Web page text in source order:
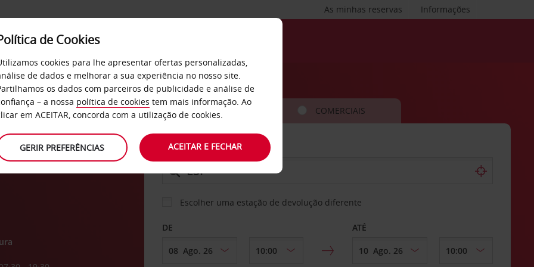
Informações
As minhas reservas
SERVIÇOS EMPRESAS
CARRO COMERCIAIS
LEVANTAR EM
Escolher uma estação de devolução diferente
DE ATÉ
de Cookies
cookies para lhe apresentar ofertas personalizadas,
de dados e melhorar a sua experiência no nosso site.
os dados com parceiros de publicidade e análise de
– a nossa política de cookies tem mais informação. Ao
em ACEITAR, concorda com a utilização de cookies.
GERIR PREFERÊNCIAS ACEITAR E FECHAR